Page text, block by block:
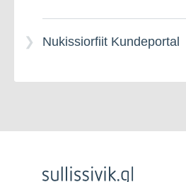
Nukissiorfiit Kundeportal